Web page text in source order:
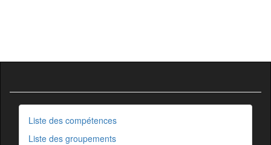
Liste des compétences
Liste des groupements